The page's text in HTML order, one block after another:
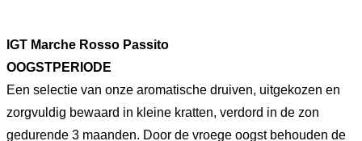
IGT Marche Rosso Passito
OOGSTPERIODE
Een selectie van onze aromatische druiven, uitgekozen en
zorgvuldig bewaard in kleine kratten, verdord in de zon
gedurende 3 maanden. Door de vroege oogst behouden de